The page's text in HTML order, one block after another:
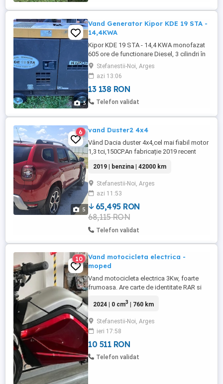
3
Vand Generator Kipor KDE 19 STA -
14,4KWA
Kipor KDE 19 STA - 14,4 KWA monofazat
605 ore de functionare Diesel, 3 cilindri în
linie, 4 timpi, răcire cu apă. Include
regulator automat de tensiune pentru un
curent de calitate. Pornire electrică. Revizie
facuta, injectoare tarate si duze
schimbate. Necesita baterie noua (o scad
Stefanestii-Noi, Arges
azi 13:06
13 138 RON
Telefon validat
5
6 vand Duster2 4x4
Vând Dacia duster 4x4,cel mai fiabil motor
1,3 tci,150CP.An fabricație 2019 recent
creștere. VF1HJD40463710915.Pentru mai
multe detalii ma puteți suna.Nu răspund la
mesaje.
2019 | benzina | 42000 km
Stefanestii-Noi, Arges
azi 11:53
65,495 RON
68,115 RON
Telefon validat
10
Vand motocicleta electrica -
moped
Vand motocicleta electrica 3Kw, foarte
frumoasa. Are carte de identitate RAR si
Motocicleta are doi ani si 760km parcursi -
aproximativ 2-3 ore. Autonomie in jur de
70-80 Km in functie de viteza si greutate
transportata. Viteza maxima ...
2024 | 0 cm3 | 760 km
Stefanestii-Noi, Arges
ieri 17:58
10 511 RON
Telefon validat